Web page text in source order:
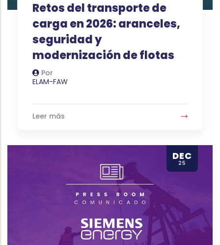
Retos del transporte de
carga en 2026: aranceles,
seguridad y
modernización de flotas
Por
Autor
ELAM-FAW
Leer más
DEC
25